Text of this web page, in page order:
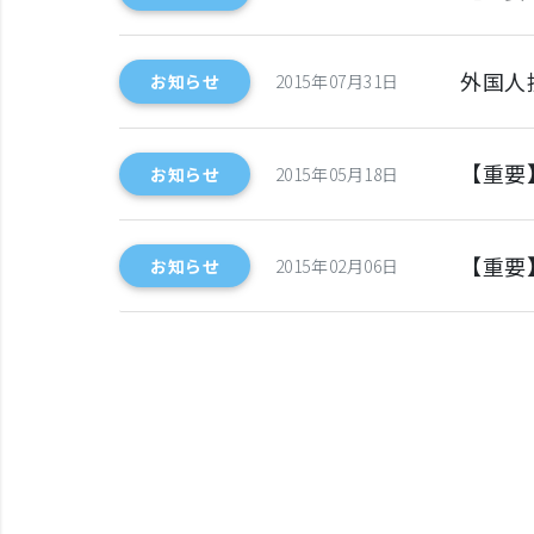
お知らせ 2015年07月31日 外国人
お知らせ 2015年05月18日 【重
お知らせ 2015年02月06日 【重